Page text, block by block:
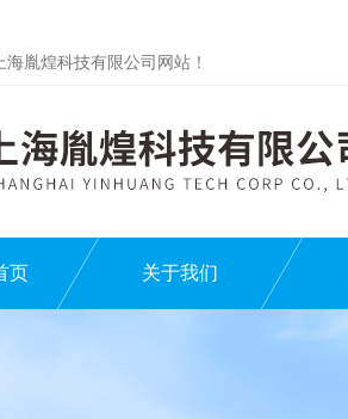
胤煌科技有限公司网站！
页 关于我们